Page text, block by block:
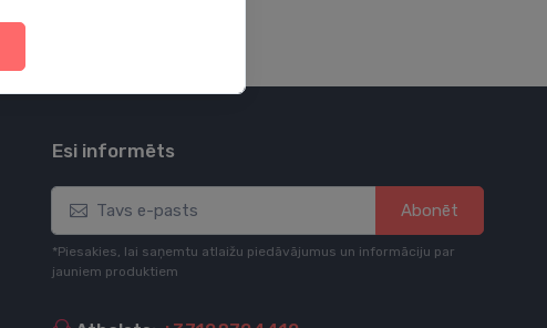
Esi informēts
Abonēt
*Piesakies, lai saņemtu atlaižu piedāvājumus un informāciju par
jauniem produktiem